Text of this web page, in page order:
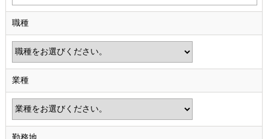
職種
業種
勤務地